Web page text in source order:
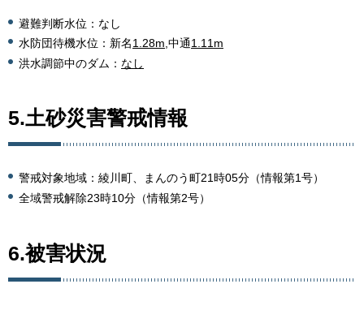
避難判断水位：なし
水防団待機水位：新名1.28m,中通1.11m
洪水調節中のダム： なし
5.土砂災害警戒情報
警戒対象地域：綾川町、まんのう町21時05分（情報第1号）
全域警戒解除23時10分（情報第2号）
6.被害状況